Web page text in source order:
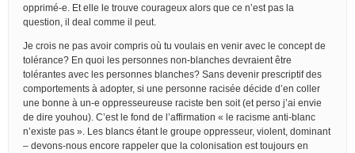
opprimé-e. Et elle le trouve courageux alors que ce n’est pas la
question, il deal comme il peut.
Je crois ne pas avoir compris où tu voulais en venir avec le concept de
tolérance? En quoi les personnes non-blanches devraient être
tolérantes avec les personnes blanches? Sans devenir prescriptif des
comportements à adopter, si une personne racisée décide d’en coller
une bonne à un-e oppresseureuse raciste ben soit (et perso j’ai envie
de dire youhou). C’est le fond de l’affirmation « le racisme anti-blanc
n’existe pas ». Les blancs étant le groupe oppresseur, violent, dominant
– devons-nous encore rappeler que la colonisation est toujours en